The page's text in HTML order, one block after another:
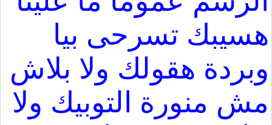
هسيبك تسرحى بيا
وبردة هقولك ولا بلاش
مش منورة التوبيك ولا